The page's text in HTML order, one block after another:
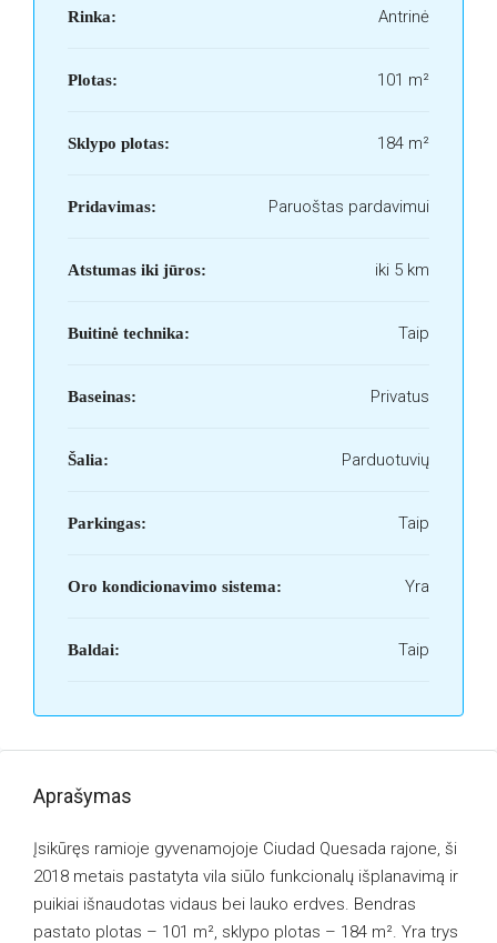
Rinka: Antrinė
Plotas: 101 m²
Sklypo plotas: 184 m²
Pridavimas: Paruoštas pardavimui
Atstumas iki jūros: iki 5 km
Buitinė technika: Taip
Baseinas: Privatus
Šalia: Parduotuvių
Parkingas: Taip
Oro kondicionavimo sistema: Yra
Baldai: Taip
Aprašymas
Įsikūręs ramioje gyvenamojoje Ciudad Quesada rajone, ši
2018 metais pastatyta vila siūlo funkcionalų išplanavimą ir
puikiai išnaudotas vidaus bei lauko erdves. Bendras
pastato plotas – 101 m², sklypo plotas – 184 m². Yra trys